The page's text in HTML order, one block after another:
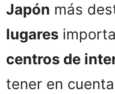
Japón más
lugares
centros de
tener en